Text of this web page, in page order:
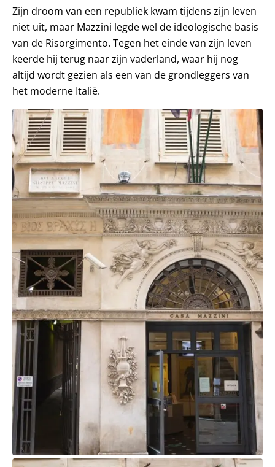
Zijn droom van een republiek kwam tijdens zijn leven
niet uit, maar Mazzini legde wel de ideologische basis
van de Risorgimento. Tegen het einde van zijn leven
keerde hij terug naar zijn vaderland, waar hij nog
altijd wordt gezien als een van de grondleggers van
het moderne Italië.